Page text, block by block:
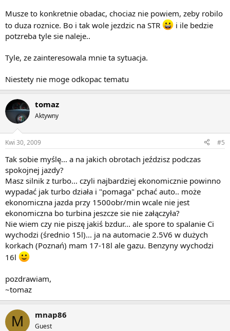
Musze to konkretnie obadac, chociaz nie powiem, zeby robilo
to duza roznice. Bo i tak wole jezdzic na STR
i ile bedzie
potzreba tyle sie naleje..
Tyle, ze zainteresowala mnie ta sytuacja.
Niestety nie moge odkopac tematu
tomaz
Aktywny
Kwi 30, 2009 #5
Tak sobie myślę... a na jakich obrotach jeździsz podczas
spokojnej jazdy?
Masz silnik z turbo... czyli najbardziej ekonomicznie powinno
wypadać jak turbo działa i "pomaga" pchać auto.. może
ekonomiczna jazda przy 1500obr/min wcale nie jest
ekonomiczna bo turbina jeszcze sie nie załączyła?
Nie wiem czy nie piszę jakiś bzdur... ale spore to spalanie Ci
wychodzi (średnio 15l)... ja na automacie 2.5V6 w dużych
korkach (Poznań) mam 17-18l ale gazu. Benzyny wychodzi
16l
pozdrawiam,
~tomaz
M mnap86
Guest